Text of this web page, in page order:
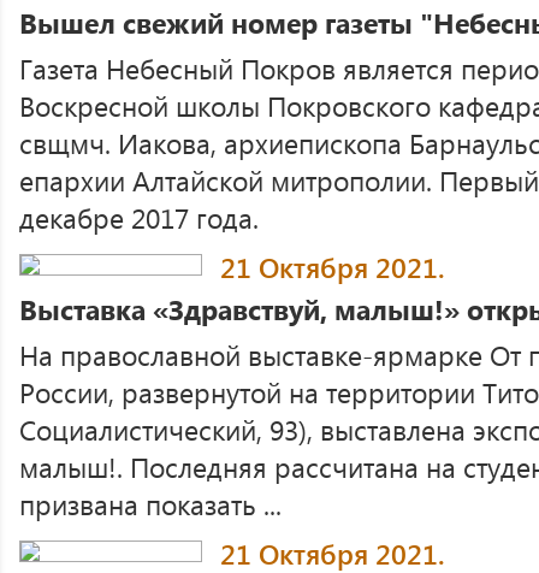
Вышел свежий номер газеты
Газета Небесный Покров является
Воскресной школы Покровского
свщмч. Иакова, архиепископа
епархии Алтайской митрополии.
декабре 2017 года.
21 Октября 2021.
Выставка «Здравствуй, малыш!»
На православной выставке-ярмарке От
России, развернутой на территории
Социалистический, 93), выставлена
малыш!. Последняя рассчитана на
призвана показать ...
21 Октября 2021.